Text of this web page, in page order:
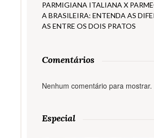
PARMIGIANA ITALIANA X
A BRASILEIRA: ENTENDA AS
AS ENTRE OS DOIS PRATOS
Comentários
Nenhum comentário para mostrar.
Especial